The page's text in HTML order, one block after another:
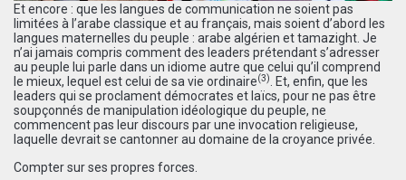
Et encore : que les langues de communication ne soient pas
limitées à l’arabe classique et au français, mais soient d’abord les
langues maternelles du peuple : arabe algérien et tamazight. Je
n’ai jamais compris comment des leaders prétendant s’adresser
au peuple lui parle dans un idiome autre que celui qu’il comprend
le mieux, lequel est celui de sa vie ordinaire(3)
. Et, enfin, que les
leaders qui se proclament démocrates et laïcs, pour ne pas être
soupçonnés de manipulation idéologique du peuple, ne
commencent pas leur discours par une invocation religieuse,
laquelle devrait se cantonner au domaine de la croyance privée.
Compter sur ses propres forces.